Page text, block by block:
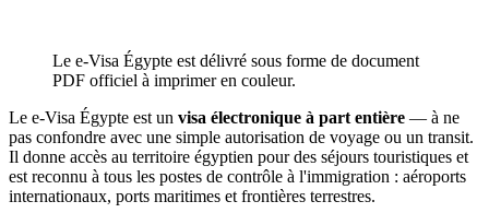
Le e-Visa Égypte est délivré sous forme de document
PDF officiel à imprimer en couleur.
Le e-Visa Égypte est un visa électronique à part entière — à ne
pas confondre avec une simple autorisation de voyage ou un transit.
Il donne accès au territoire égyptien pour des séjours touristiques et
est reconnu à tous les postes de contrôle à l'immigration : aéroports
internationaux, ports maritimes et frontières terrestres.